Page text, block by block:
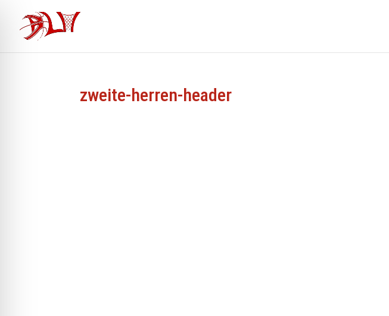
zweite-herren-header